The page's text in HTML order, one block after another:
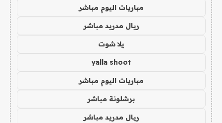
مباريات اليوم مباشر
ريال مدريد مباشر
يلا شوت
yalla shoot
مباريات اليوم مباشر
برشلونة مباشر
ريال مدريد مباشر